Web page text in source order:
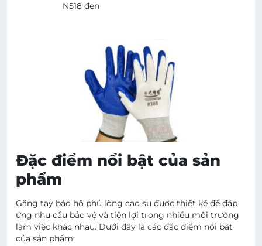
N518 đen
Đặc điểm nổi bật của sản
phẩm
Găng tay bảo hộ phủ lòng cao su được thiết kế để đáp
ứng nhu cầu bảo vệ và tiện lợi trong nhiều môi trường
làm việc khác nhau. Dưới đây là các đặc điểm nổi bật
của sản phẩm: